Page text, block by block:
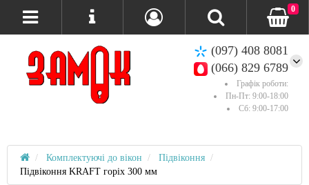
(097) 408 8081
(066) 829 6789
Графік роботи:
Пн-Пт: 9:00-18:00
Сб: 9:00-17:00
0
Комплектуючі до вікон
Підвіконня
Підвіконня KRAFT горіх 300 мм